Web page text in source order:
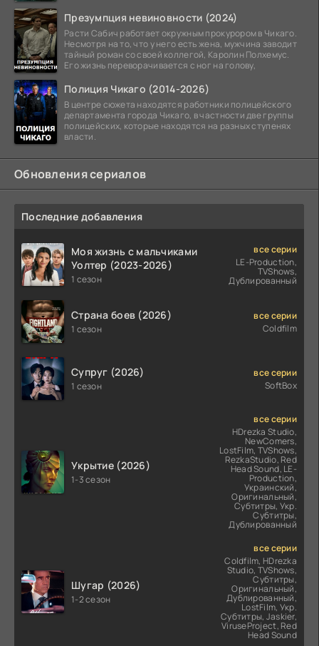
Презумпция невиновности (2024)
Расти Сабич работает окружным прокурором в Чикаго.
Несмотря на то, что у него есть жена, мужчина заводит
тайный роман со своей коллегой, Каролин Полхемус.
Его жизнь переворачивается с ног на голову,
Полиция Чикаго (2014-2026)
В центре сюжета находятся работники полицейского
департамента города Чикаго, в частности две группы
полицейских, которые находятся на разных ступенях
власти.
Обновления сериалов
Последние добавления
Моя жизнь с мальчиками
Уолтер (2023-2026)
1 сезон
все серии
LE-Production,
TVShows,
Дублированный
Страна боев (2026)
1 сезон
все серии
Coldfilm
Супруг (2026)
1 сезон
все серии
SoftBox
Укрытие (2026)
1-3 сезон
все серии
HDrezka Studio,
NewComers,
LostFilm, TVShows,
RezkaStudio, Red
Head Sound, LE-
Production,
Украинский,
Оригинальный,
Субтитры, Укр.
Субтитры,
Дублированный
Шугар (2026)
1-2 сезон
все серии
Coldfilm, HDrezka
Studio, TVShows,
Субтитры,
Оригинальный,
Дублированный,
LostFilm, Укр.
Субтитры, Jaskier,
ViruseProject, Red
Head Sound